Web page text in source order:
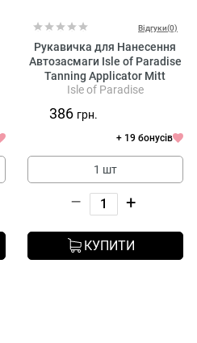
Відгуки(0)
Рукавичка для Нанесення
Автозасмаги Isle of Paradise
Tanning Applicator Mitt
Isle of Paradise
386 грн.
+ 19 бонусів
1 шт
– +
КУПИТИ